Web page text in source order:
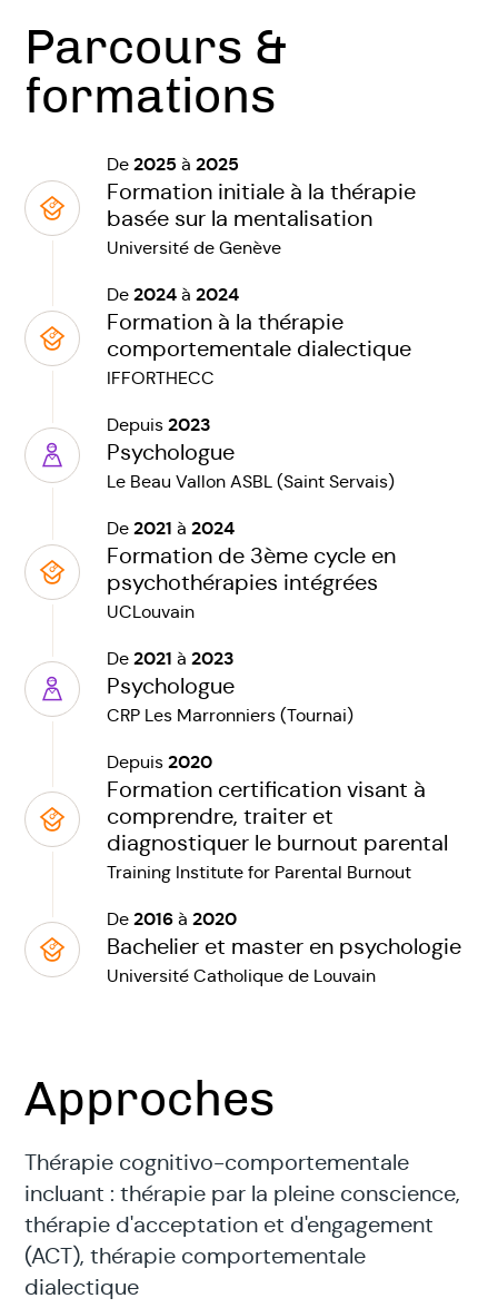
Parcours &
formations
De2025 à2025
Formation initiale à la thérapie
basée sur la mentalisation
Université de Genève
De2024 à2024
Formation à la thérapie
comportementale dialectique
IFFORTHECC
Depuis2023
Psychologue
Le Beau Vallon ASBL (Saint Servais)
De2021 à2024
Formation de 3ème cycle en
psychothérapies intégrées
UCLouvain
De2021 à2023
Psychologue
CRP Les Marronniers (Tournai)
Depuis2020
Formation certification visant à
comprendre, traiter et
diagnostiquer le burnout parental
Training Institute for Parental Burnout
De2016 à2020
Bachelier et master en psychologie
Université Catholique de Louvain
Approches
Thérapie cognitivo-comportementale
incluant : thérapie par la pleine conscience,
thérapie d'acceptation et d'engagement
(ACT), thérapie comportementale
dialectique